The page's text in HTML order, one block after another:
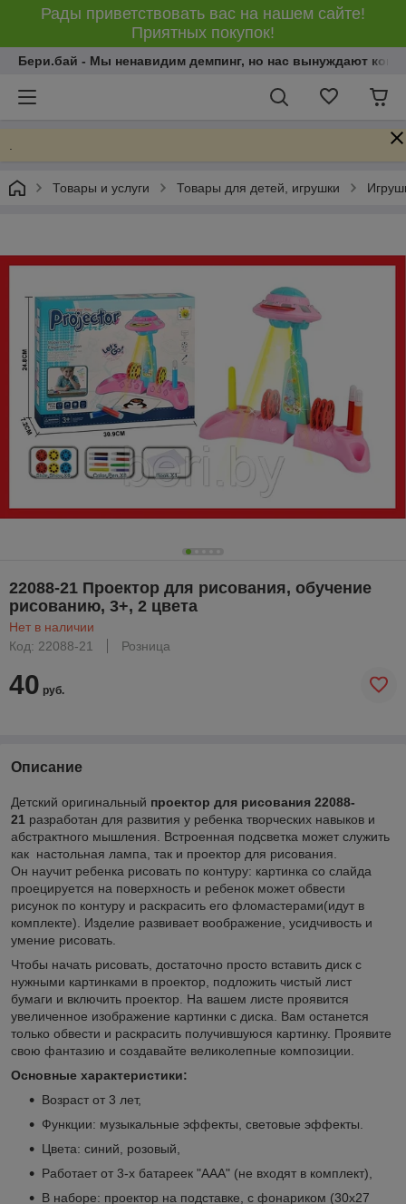
Рады приветствовать вас на нашем сайте!
Приятных покупок!
Бери.бай - Мы ненавидим демпинг, но нас вынуждают
Товары и услуги Товары для детей, игрушки
22088-21 Проектор для рисования, обучение
рисованию, 3+, 2 цвета
Нет в наличии
Код: 22088-21
Розница
40 руб.
Описание
Детский оригинальный проектор для рисования 22088-
21 разработан для развития у ребенка творческих навыков и
абстрактного мышления. Встроенная подсветка может служить
как настольная лампа, так и проектор для рисования.
Он научит ребенка рисовать по контуру: картинка со слайда
проецируется на поверхность и ребенок может обвести
рисунок по контуру и раскрасить его фломастерами(идут в
комплекте). Изделие развивает воображение, усидчивость и
умение рисовать.
Чтобы начать рисовать, достаточно просто вставить диск с
нужными картинками в проектор, подложить чистый лист
бумаги и включить проектор. На вашем листе проявится
увеличенное изображение картинки с диска. Вам останется
только обвести и раскрасить получившуюся картинку. Проявите
свою фантазию и создавайте великолепные композиции.
Основные характеристики:
Возраст от 3 лет,
Функции: музыкальные эффекты, световые эффекты.
Цвета: синий, розовый,
Работает от 3-х батареек "ААА" (не входят в комплект),
В наборе: проектор на подставке, с фонариком (30х27